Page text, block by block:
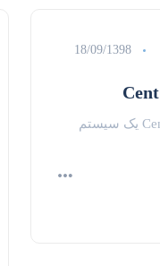
18/09/1398
آموزش نصب MariaDB در CentOS 8 MariaDB یک سیستم